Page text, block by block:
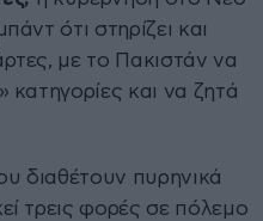
ότι στηρίζει και
με το Πακιστάν να
κατηγορίες και να ζητά
διαθέτουν πυρηνικά
τρεις φορές σε πόλεμο